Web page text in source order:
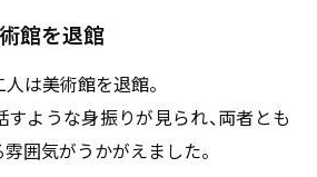
館を退館
は美術館を退館。
ような身振りが見られ、両者とも
囲気がうかがえました。